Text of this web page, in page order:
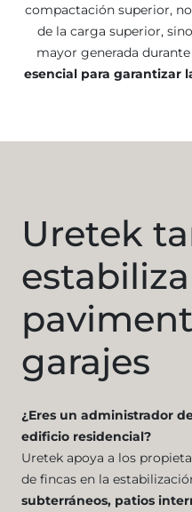
compactación superior,
de la carga superior,
mayor generada
esencial para garantizar
Uretek
garajes
¿Eres un administrador
edificio residencial?
Uretek apoya a los
de fincas en la
subterráneos, patios